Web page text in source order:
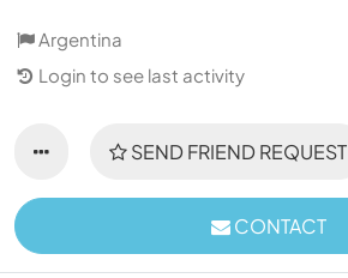
Argentina
Login to see last activity
SEND FRIEND REQUEST
CONTACT